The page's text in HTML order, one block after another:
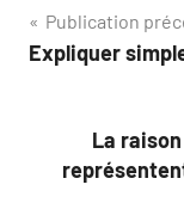
de
Publication
Expliquer
La